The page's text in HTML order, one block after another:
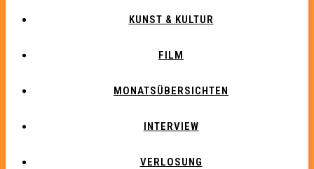
KUNST & KULTUR
FILM
MONATSÜBERSICHTEN
INTERVIEW
VERLOSUNG